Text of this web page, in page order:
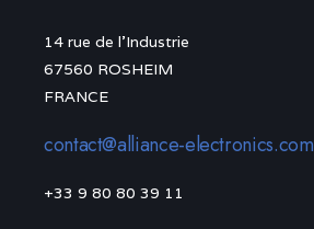
14 rue de l’Industrie
67560 ROSHEIM
FRANCE
contact@alliance-electronics.com
+33 9 80 80 39 11